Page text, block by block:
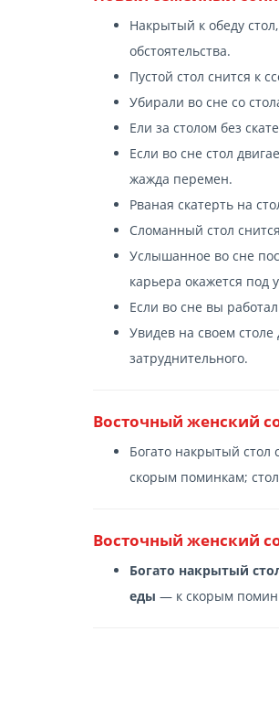
Накрытый к обеду
обстоятельства.
Пустой стол снится к
Убирали во сне со
Ели за столом без
Если во сне стол
жажда перемен.
Рваная скатерть на
Сломанный стол
Услышанное во сне
карьера окажется под
Если во сне вы
Увидев на своем
затруднительного.
Восточный женский
Богато накрытый стол
скорым поминкам; стол
Восточный женский
Богато накрытый
еды — к скорым